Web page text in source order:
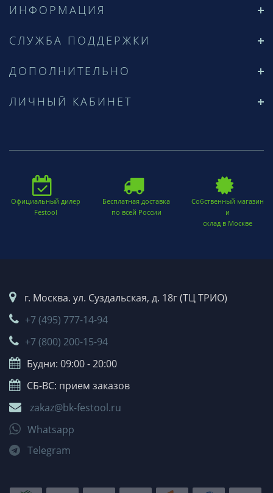
ИНФОРМАЦИЯ
СЛУЖБА ПОДДЕРЖКИ
ДОПОЛНИТЕЛЬНО
ЛИЧНЫЙ КАБИНЕТ
Официальный дилер
Festool
Бесплатная доставка
по всей России
Собственный магазин
и
склад в Москве
г. Москва. ул. Суздальская, д. 18г (ТЦ ТРИО)
+7 (495) 777-14-94
+7 (800) 200-15-94
Будни: 09:00 - 20:00
СБ-ВС: прием заказов
zakaz@bk-festool.ru
Whatsapp
Telegram